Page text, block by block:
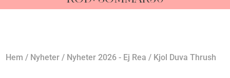
Hem / Nyheter / Nyheter 2026 - Ej Rea / Kjol Duva Thrush